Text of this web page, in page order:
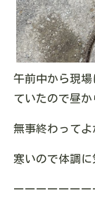
午前中から現
ていたので昼か
無事終わってよ
寒いので体調に
ーーーーーー